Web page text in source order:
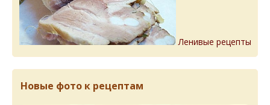
Ленивые рецепты
Новые фото к рецептам